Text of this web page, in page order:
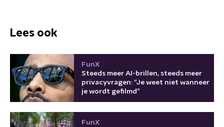
Lees ook
FunX
Steeds meer AI-brillen, steeds meer
privacyvragen: “Je weet niet wanneer
je wordt gefilmd”
FunX